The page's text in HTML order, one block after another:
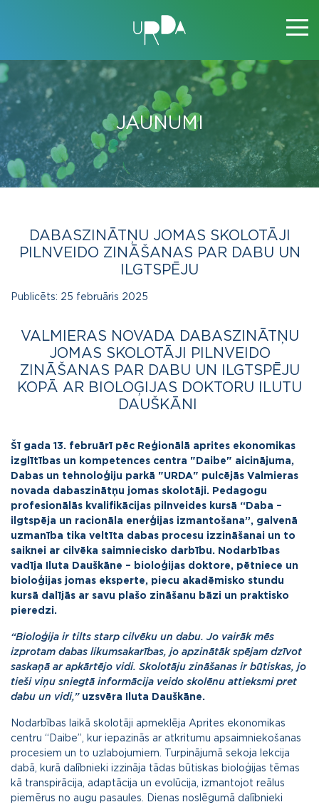
JAUNUMI
DABASZINĀTŅU JOMAS SKOLOTĀJI
PILNVEIDO ZINĀŠANAS PAR DABU UN
ILGTSPĒJU
Publicēts: 25 februāris 2025
VALMIERAS NOVADA DABASZINĀTŅU
JOMAS SKOLOTĀJI PILNVEIDO
ZINĀŠANAS PAR DABU UN ILGTSPĒJU
KOPĀ AR BIOLOĢIJAS DOKTORU ILUTU
DAUŠKĀNI
Šī gada 13. februārī pēc Reģionālā aprites ekonomikas
izglītības un kompetences centra "Daibe" aicinājuma,
Dabas un tehnoloģiju parkā "URDA" pulcējās Valmieras
novada dabaszinātņu jomas skolotāji. Pedagogu
profesionālās kvalifikācijas pilnveides kursā “Daba –
ilgtspēja un racionāla enerģijas izmantošana”, galvenā
uzmanība tika veltīta dabas procesu izzināšanai un to
saiknei ar cilvēka saimniecisko darbību. Nodarbības
vadīja Iluta Dauškāne – bioloģijas doktore, pētniece un
bioloģijas jomas eksperte, piecu akadēmisko stundu
kursā dalījās ar savu plašo zināšanu bāzi un praktisko
pieredzi.
“Bioloģija ir tilts starp cilvēku un dabu. Jo vairāk mēs
izprotam dabas likumsakarības, jo apzinātāk spējam dzīvot
saskaņā ar apkārtējo vidi. Skolotāju zināšanas ir būtiskas, jo
tieši viņu sniegtā informācija veido skolēnu attieksmi pret
dabu un vidi,” uzsvēra Iluta Dauškāne.
Nodarbības laikā skolotāji apmeklēja Aprites ekonomikas
centru “Daibe”, kur iepazinās ar atkritumu apsaimniekošanas
procesiem un to uzlabojumiem. Turpinājumā sekoja lekcija
dabā, kurā dalībnieki izzināja tādas būtiskas bioloģijas tēmas
kā transpirācija, adaptācija un evolūcija, izmantojot reālus
piemērus no augu pasaules. Dienas noslēgumā dalībnieki